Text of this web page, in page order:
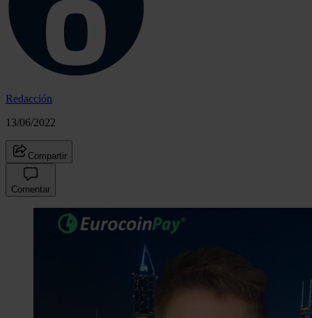
Redacción
13/06/2022
Compartir
Comentar